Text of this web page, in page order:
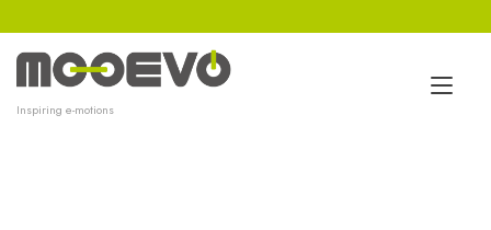
al
contenido
Inspiring e-motions